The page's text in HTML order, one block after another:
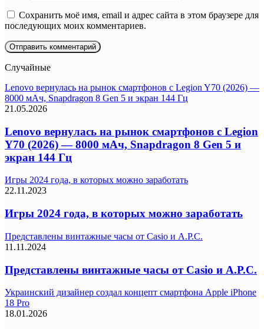
Сохранить моё имя, email и адрес сайта в этом браузере для
последующих моих комментариев.
Случайные
Lenovo вернулась на рынок смартфонов с Legion Y70 (2026) —
8000 мАч, Snapdragon 8 Gen 5 и экран 144 Гц
21.05.2026
Lenovo вернулась на рынок смартфонов с Legion
Y70 (2026) — 8000 мАч, Snapdragon 8 Gen 5 и
экран 144 Гц
Игры 2024 года, в которых можно заработать
22.11.2023
Игры 2024 года, в которых можно заработать
Представлены винтажные часы от Casio и A.P.C.
11.11.2024
Представлены винтажные часы от Casio и A.P.C.
Украинский дизайнер создал концепт смартфона Apple iPhone
18 Pro
18.01.2026